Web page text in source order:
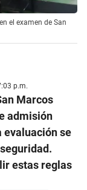
el examen de San
p.m.
Marcos
admisión
evaluación se
estas reglas